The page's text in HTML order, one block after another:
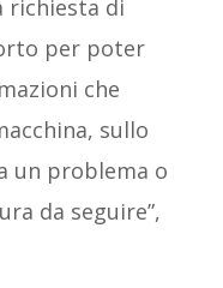
richiesta di
per poter
che
sullo
un problema o
da seguire”,